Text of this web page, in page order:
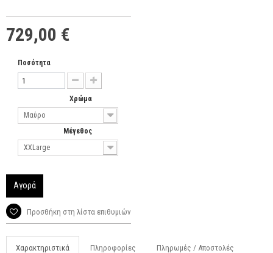
729,00 €
Ποσότητα
Χρώμα
Μαύρο
Μέγεθος
XXLarge
Αγορά
Προσθήκη στη λίστα επιθυμιών
Χαρακτηριστικά Πληροφορίες Πληρωμές / Αποστολές